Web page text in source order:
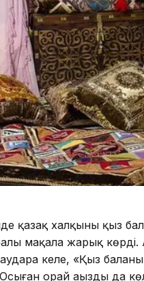
қазақ халқының
мақала жарық көрді.
келе, «Қыз
Осыған орай аңызды да